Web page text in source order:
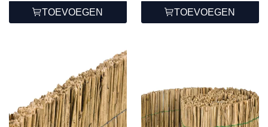
TOEVOEGEN TOEVOEGEN